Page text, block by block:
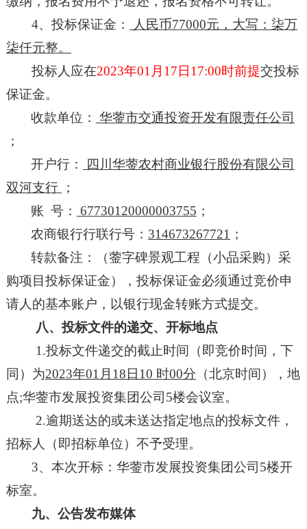
4、 投标保证金： 人民币77000元 ， 大写： 柒万
柒仟元整。
投标人应在2023年01 月 17 日 17:00时前提交投标
保证金。
收款单位：
华蓥市交通投资开发有限责任公司
；
开户行：
四川华蓥农村商业银行股份有限公司
双河支行
；
账 号： 67730120000003755 ；
农商银行行联行号： 314673267721 ；
转款备注：（蓥字碑景观工程（小品采购）采
购项目 投标保证金） ， 投标保证金必须通过竞价申
请人的基本账户， 以银行现金转账方式提交。
八、投标文件的递交、开标地点
1.投标文件递交的截止时间（即竞价时间，下
同）为2023年01 月 18 日 10 时00分 （北京时间）
，地
点;华蓥市发展投资集团公司5楼会议室。
2.逾期送达的或未送达指定地点的投标文件，
招标人（即招标单位）不予受理。
3、本次开标：华蓥市发展投资集团公司5楼开
标室。
九、 公告发布媒体